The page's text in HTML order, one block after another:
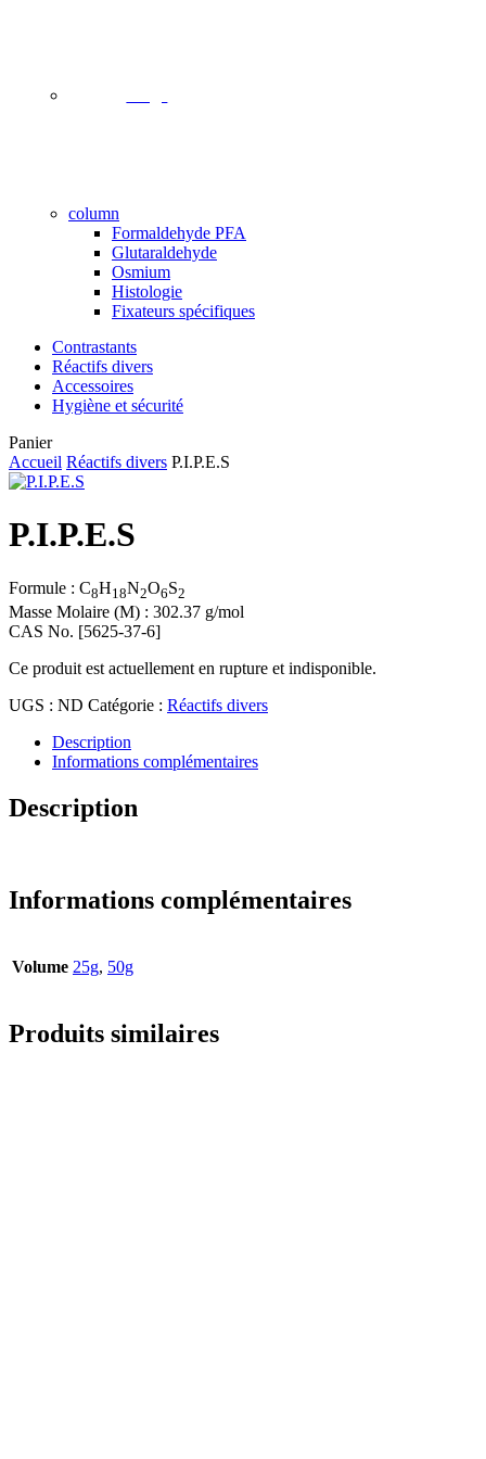
column
Formaldehyde PFA
Glutaraldehyde
Osmium
Histologie
Fixateurs spécifiques
Contrastants
Réactifs divers
Accessoires
Hygiène et sécurité
PanierClose
Cart
Accueil Réactifs divers P.I.P.E.S
P.I.P.E.S
Formule : C8H18N2O6S2
Masse Molaire (M) : 302.37 g/mol
CAS No. [5625-37-6]
Ce produit est actuellement en rupture et indisponible.
UGS : ND Catégorie : Réactifs divers
Description
Informations complémentaires
Description
Informations complémentaires
Volume 25g, 50g
Produits similaires